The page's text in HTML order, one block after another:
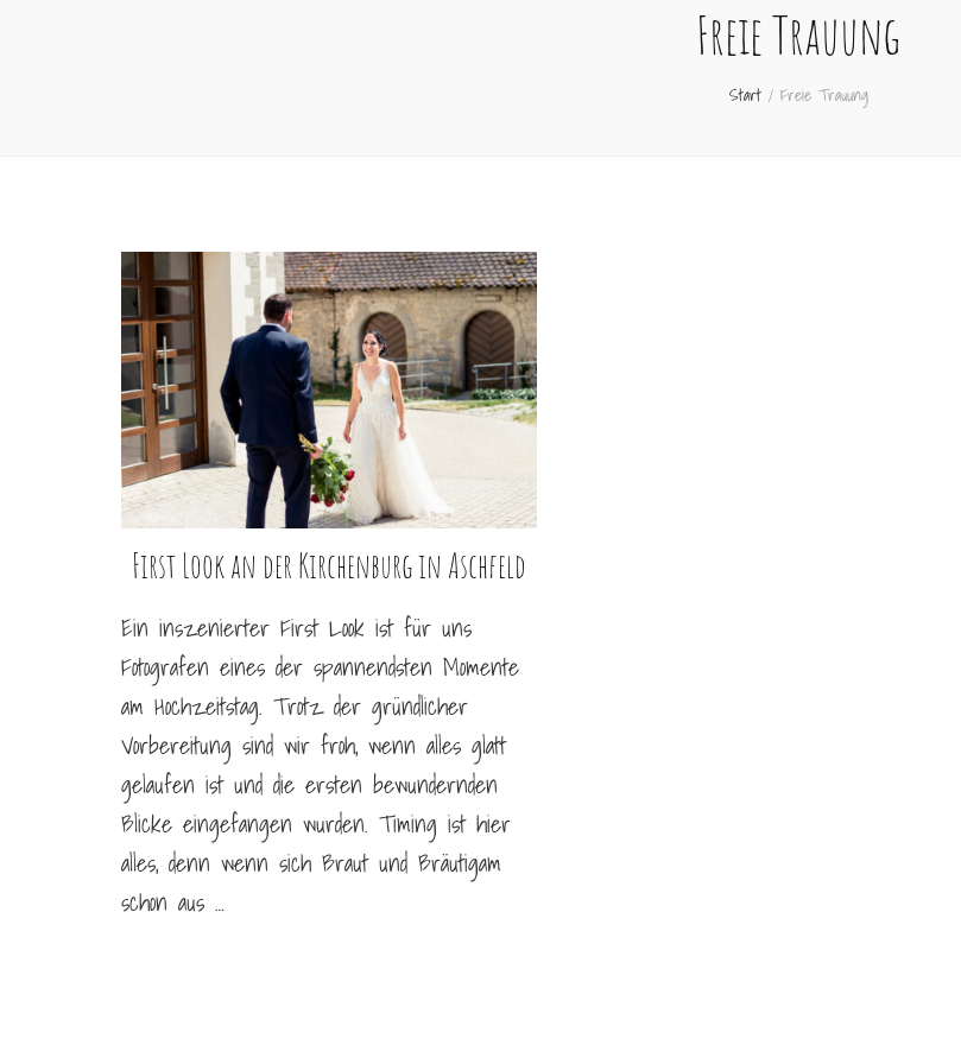
Freie Trauung
Start / Freie Trauung
First Look an der Kirchenburg in Aschfeld
Ein inszenierter First Look ist für uns
Fotografen eines der spannendsten Momente
am Hochzeitstag. Trotz der gründlicher
Vorbereitung sind wir froh, wenn alles glatt
gelaufen ist und die ersten bewundernden
Blicke eingefangen wurden. Timing ist hier
alles, denn wenn sich Braut und Bräutigam
schon aus …